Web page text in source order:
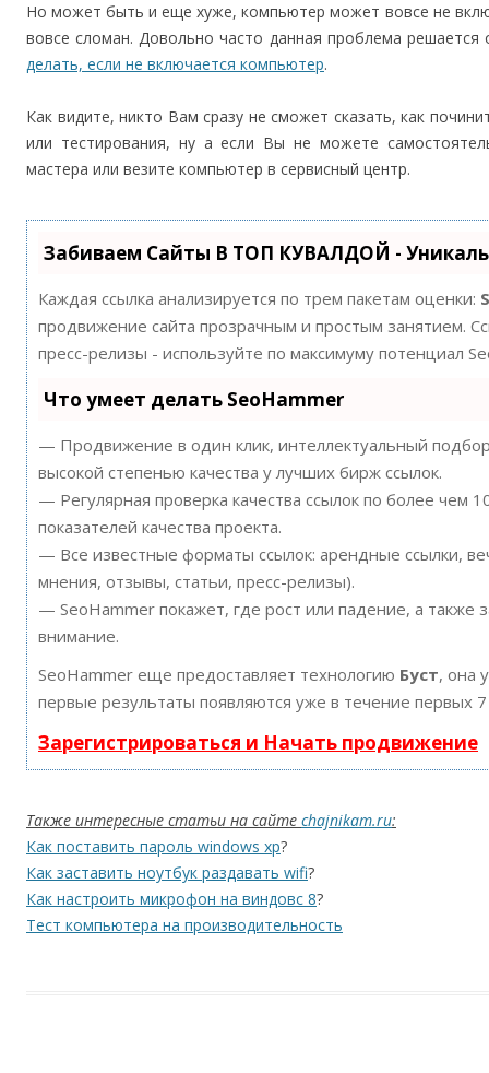
Но может быть и еще хуже, компьютер может вовсе не
вовсе сломан. Довольно часто данная проблема
делать, если не включается компьютер.
Как видите, никто Вам сразу не сможет сказать, как
или тестирования, ну а если Вы не можете
мастера или везите компьютер в сервисный центр.
Забиваем Сайты В ТОП КУВАЛДОЙ -
Каждая ссылка анализируется по трем пакетам оценки:
продвижение сайта прозрачным и простым занятием.
пресс-релизы - используйте по максимуму потенциал
Что умеет делать SeoHammer
— Продвижение в один клик, интеллектуальный
высокой степенью качества у лучших бирж ссылок.
— Регулярная проверка качества ссылок по более чем
показателей качества проекта.
— Все известные форматы ссылок: арендные ссылки,
мнения, отзывы, статьи, пресс-релизы).
— SeoHammer покажет, где рост или падение, а также
внимание.
SeoHammer еще предоставляет технологию Буст, она
первые результаты появляются уже в течение первых
Зарегистрироваться и Начать продвижение
Также интересные статьи на сайте chajnikam.ru:
Как поставить пароль windows xp?
Как заставить ноутбук раздавать wifi?
Как настроить микрофон на виндовс 8?
Тест компьютера на производительность